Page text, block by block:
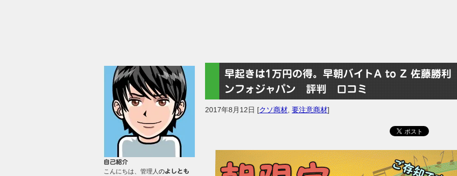
早起きは1万円の得。早朝バイトA to Z 佐藤勝
ンフォジャパン 評判 口コミ
2017年8月12日 [クソ商材 ,要注意商材]
自己紹介
こんにちは、管理人のよしとも